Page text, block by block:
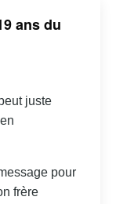
ans du
juste
pour
frère